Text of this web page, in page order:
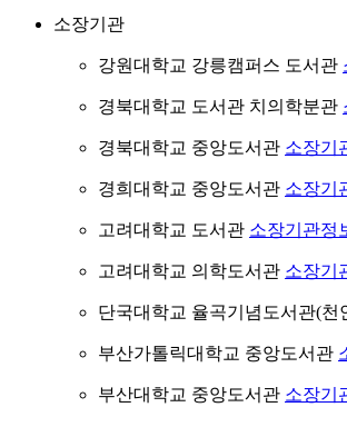
소장기관
강원대학교 강릉캠퍼스 도서관
경북대학교 도서관 치의학분관
경북대학교 중앙도서관 소장기
경희대학교 중앙도서관 소장기
고려대학교 도서관 소장기관정
고려대학교 의학도서관 소장기
단국대학교 율곡기념도서관(천
부산가톨릭대학교 중앙도서관
부산대학교 중앙도서관 소장기